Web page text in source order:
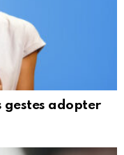
gestes adopter